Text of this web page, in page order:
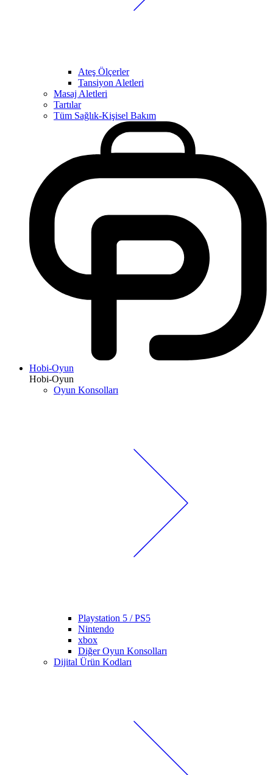
Ateş Ölçerler
Tansiyon Aletleri
Masaj Aletleri
Tartılar
Tüm Sağlık-Kişisel Bakım
Hobi-Oyun
Hobi-Oyun
Oyun Konsolları
Playstation 5 / PS5
Nintendo
xbox
Diğer Oyun Konsolları
Dijital Ürün Kodları